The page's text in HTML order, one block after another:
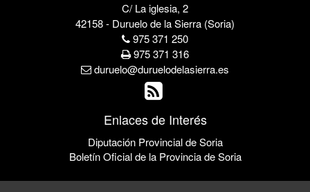
C/ La iglesia, 2
42158 - Duruelo de la Sierra (Soria)
975 371 250
975 371 316
duruelo@duruelodelasierra.es
Enlaces de Interés
Diputación Provincial de Soria
Boletín Oficial de la Provincia de Soria